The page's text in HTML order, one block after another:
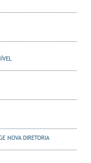
NOVA DIRETORIA